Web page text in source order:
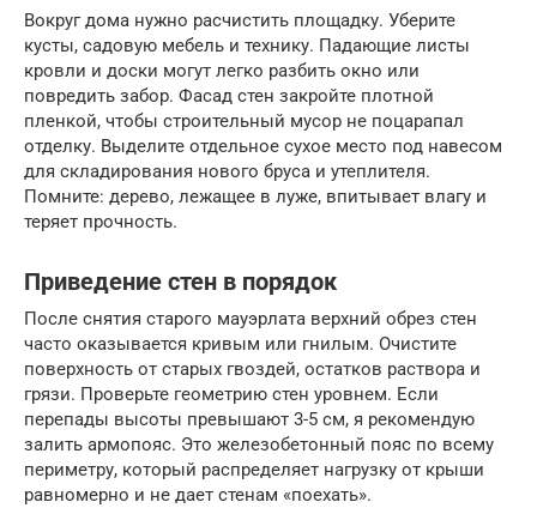
Вокруг дома нужно расчистить площадку. Уберите
кусты, садовую мебель и технику. Падающие листы
кровли и доски могут легко разбить окно или
повредить забор. Фасад стен закройте плотной
пленкой, чтобы строительный мусор не поцарапал
отделку. Выделите отдельное сухое место под навесом
для складирования нового бруса и утеплителя.
Помните: дерево, лежащее в луже, впитывает влагу и
теряет прочность.
Приведение стен в порядок
После снятия старого мауэрлата верхний обрез стен
часто оказывается кривым или гнилым. Очистите
поверхность от старых гвоздей, остатков раствора и
грязи. Проверьте геометрию стен уровнем. Если
перепады высоты превышают 3-5 см, я рекомендую
залить армопояс. Это железобетонный пояс по всему
периметру, который распределяет нагрузку от крыши
равномерно и не дает стенам «поехать».